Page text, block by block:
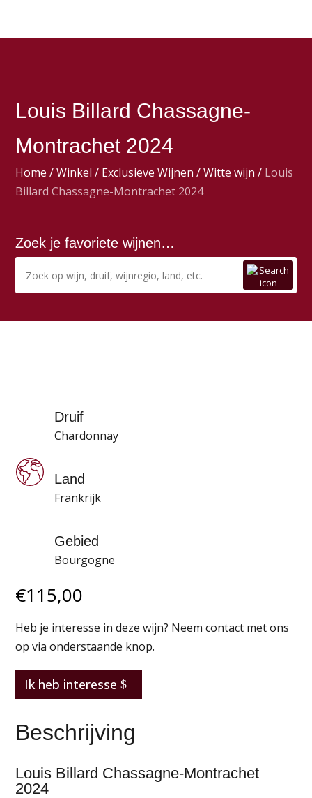
Louis Billard Chassagne-
Montrachet 2024
Home /Winkel / Exclusieve Wijnen /Witte wijn / Louis
Billard Chassagne-Montrachet 2024
Zoek je favoriete wijnen…
Druif
Chardonnay
Land
Frankrijk
Gebied
Bourgogne
€115,00
Heb je interesse in deze wijn? Neem contact met ons
op via onderstaande knop.
Ik heb interesse
Beschrijving
Louis Billard Chassagne-Montrachet
2024